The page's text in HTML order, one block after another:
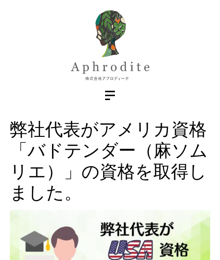
弊社代表がアメリカ資格
「バドテンダー（麻ソム
リエ）」の資格を取得し
ました。